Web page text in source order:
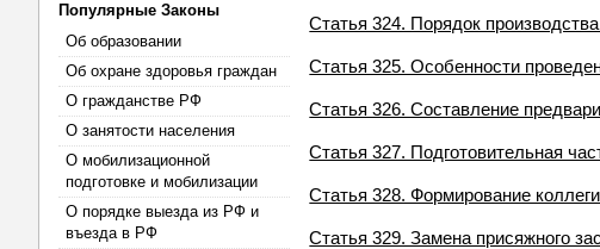
Популярные Законы
Об образовании
Об охране здоровья граждан
О гражданстве РФ
О занятости населения
О мобилизационной
подготовке и мобилизации
О порядке выезда из РФ и
въезда в РФ
Статья 324. Порядок
Статья 325. Особенности
Статья 326. Составление
Статья 327. Подготовительная
Статья 328. Формирование
Статья 329. Замена присяжного